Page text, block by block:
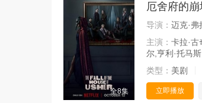
全8集
厄舍府的崩
导演： 迈克·弗
主演： 卡拉·古
尔,亨利·托马斯
类型： 美剧
立即播放